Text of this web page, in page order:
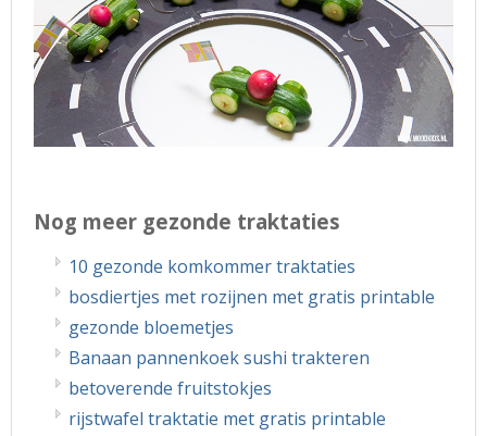
Nog meer gezonde traktaties
10 gezonde komkommer traktaties
bosdiertjes met rozijnen met gratis printable
gezonde bloemetjes
Banaan pannenkoek sushi trakteren
betoverende fruitstokjes
rijstwafel traktatie met gratis printable